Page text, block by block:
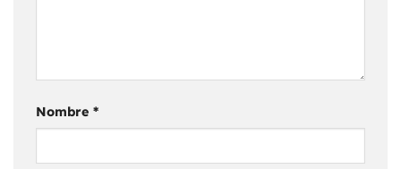
Nombre *